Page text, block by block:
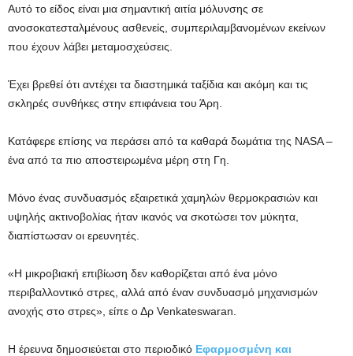
Αυτό το είδος είναι μια σημαντική αιτία μόλυνσης σε
ανοσοκατεσταλμένους ασθενείς, συμπεριλαμβανομένων εκείνων
που έχουν λάβει μεταμοσχεύσεις.
Έχει βρεθεί ότι αντέχει τα διαστημικά ταξίδια και ακόμη και τις
σκληρές συνθήκες στην επιφάνεια του Άρη.
Κατάφερε επίσης να περάσει από τα καθαρά δωμάτια της NASA –
ένα από τα πιο αποστειρωμένα μέρη στη Γη.
Μόνο ένας συνδυασμός εξαιρετικά χαμηλών θερμοκρασιών και
υψηλής ακτινοβολίας ήταν ικανός να σκοτώσει τον μύκητα,
διαπίστωσαν οι ερευνητές.
«Η μικροβιακή επιβίωση δεν καθορίζεται από ένα μόνο
περιβαλλοντικό στρες, αλλά από έναν συνδυασμό μηχανισμών
ανοχής στο στρες», είπε ο Δρ Venkateswaran.
Η έρευνα δημοσιεύεται στο περιοδικό Εφαρμοσμένη και